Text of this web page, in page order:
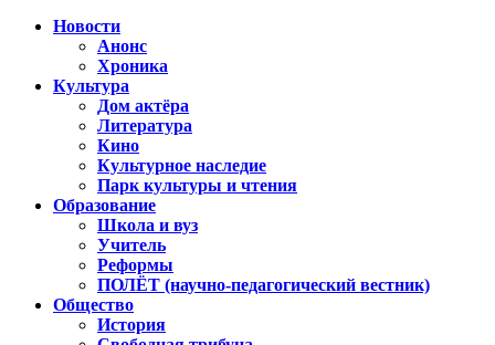
Новости
Анонс
Хроника
Культура
Дом актёра
Литература
Кино
Культурное наследие
Парк культуры и чтения
Образование
Школа и вуз
Учитель
Реформы
ПОЛЁТ (научно-педагогический вестник)
Общество
История